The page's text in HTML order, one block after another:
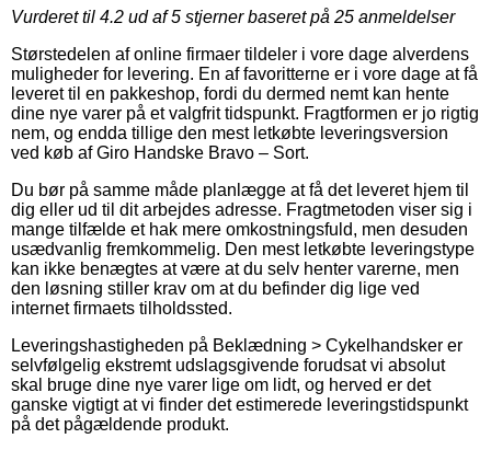
Vurderet til 4.2 ud af 5 stjerner baseret på 25 anmeldelser
Størstedelen af online firmaer tildeler i vore dage alverdens
muligheder for levering. En af favoritterne er i vore dage at få
leveret til en pakkeshop, fordi du dermed nemt kan hente
dine nye varer på et valgfrit tidspunkt. Fragtformen er jo rigtig
nem, og endda tillige den mest letkøbte leveringsversion
ved køb af Giro Handske Bravo – Sort.
Du bør på samme måde planlægge at få det leveret hjem til
dig eller ud til dit arbejdes adresse. Fragtmetoden viser sig i
mange tilfælde et hak mere omkostningsfuld, men desuden
usædvanlig fremkommelig. Den mest letkøbte leveringstype
kan ikke benægtes at være at du selv henter varerne, men
den løsning stiller krav om at du befinder dig lige ved
internet firmaets tilholdssted.
Leveringshastigheden på Beklædning > Cykelhandsker er
selvfølgelig ekstremt udslagsgivende forudsat vi absolut
skal bruge dine nye varer lige om lidt, og herved er det
ganske vigtigt at vi finder det estimerede leveringstidspunkt
på det pågældende produkt.